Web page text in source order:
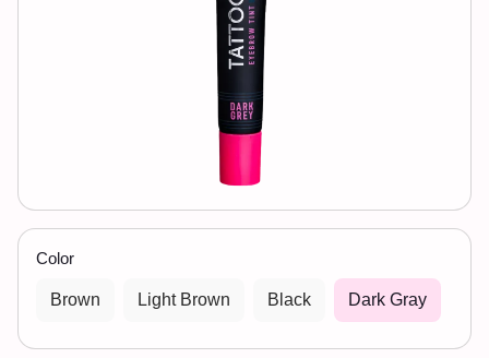
Color
Brown Light Brown Black Dark Gray